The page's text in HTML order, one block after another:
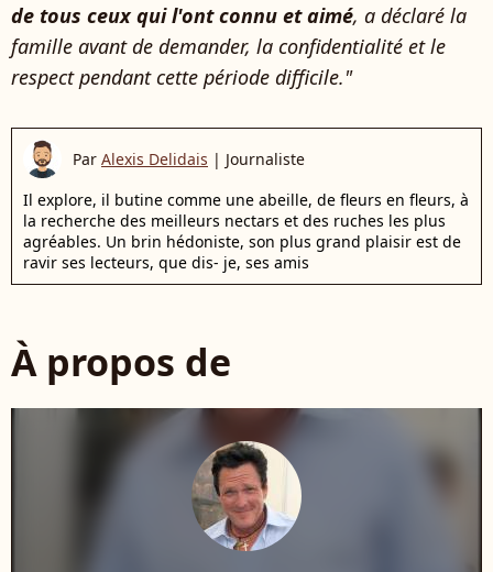
de tous ceux qui l'ont connu et aimé, a déclaré la
famille avant de demander, la confidentialité et le
respect pendant cette période difficile."
Par Alexis Delidais | Journaliste
Il explore, il butine comme une abeille, de fleurs en fleurs, à
la recherche des meilleurs nectars et des ruches les plus
agréables. Un brin hédoniste, son plus grand plaisir est de
ravir ses lecteurs, que dis- je, ses amis
À propos de